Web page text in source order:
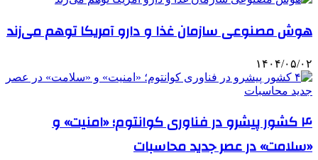
هوش مصنوعی سازمان غذا و دارو آمریکا توهم می‌زند
۱۴۰۴/۰۵/۰۲
۴ کشور پیشرو در فناوری کوانتوم؛ «امنیت» و
«سلامت» در عصر جدید محاسبات